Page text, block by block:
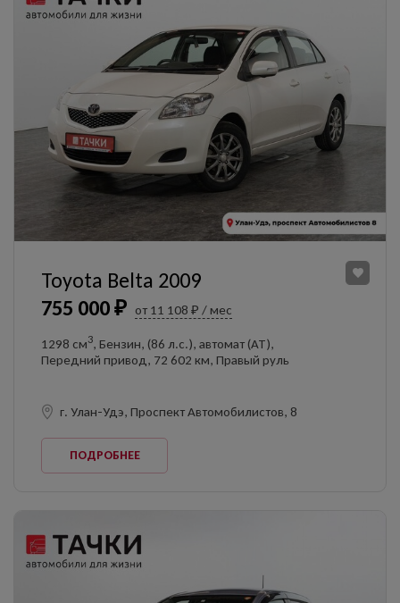
755 000 ₽ от 11 108 ₽ / мес
Toyota Belta 2009
1298 см3, Бензин, (86 л.с.), автомат (AT),
Передний привод, 72 602 км, Правый руль
г. Улан-Удэ, Проспект Автомобилистов, 8
ПОДРОБНЕЕ